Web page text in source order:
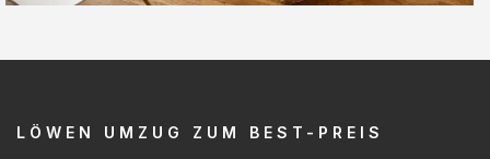
LÖWEN UMZUG ZUM BEST-PREIS